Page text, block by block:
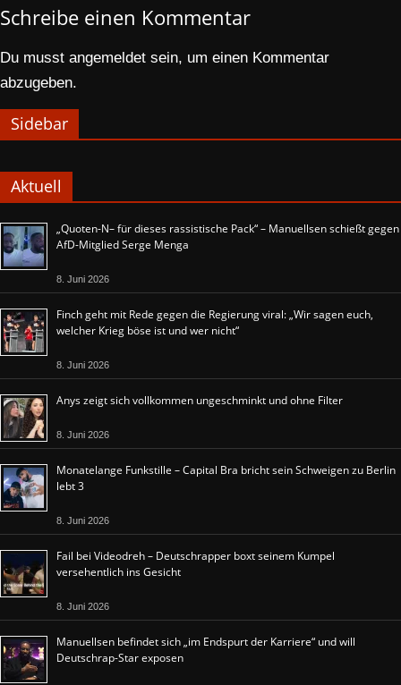
Schreibe einen Kommentar
Du musst angemeldet sein, um einen Kommentar
abzugeben.
Sidebar
Aktuell
„Quoten-N– für dieses rassistische Pack“ – Manuellsen schießt gegen
AfD-Mitglied Serge Menga
8. Juni 2026
Finch geht mit Rede gegen die Regierung viral: „Wir sagen euch,
welcher Krieg böse ist und wer nicht“
8. Juni 2026
Anys zeigt sich vollkommen ungeschminkt und ohne Filter
8. Juni 2026
Monatelange Funkstille – Capital Bra bricht sein Schweigen zu Berlin
lebt 3
8. Juni 2026
Fail bei Videodreh – Deutschrapper boxt seinem Kumpel
versehentlich ins Gesicht
8. Juni 2026
Manuellsen befindet sich „im Endspurt der Karriere“ und will
Deutschrap-Star exposen